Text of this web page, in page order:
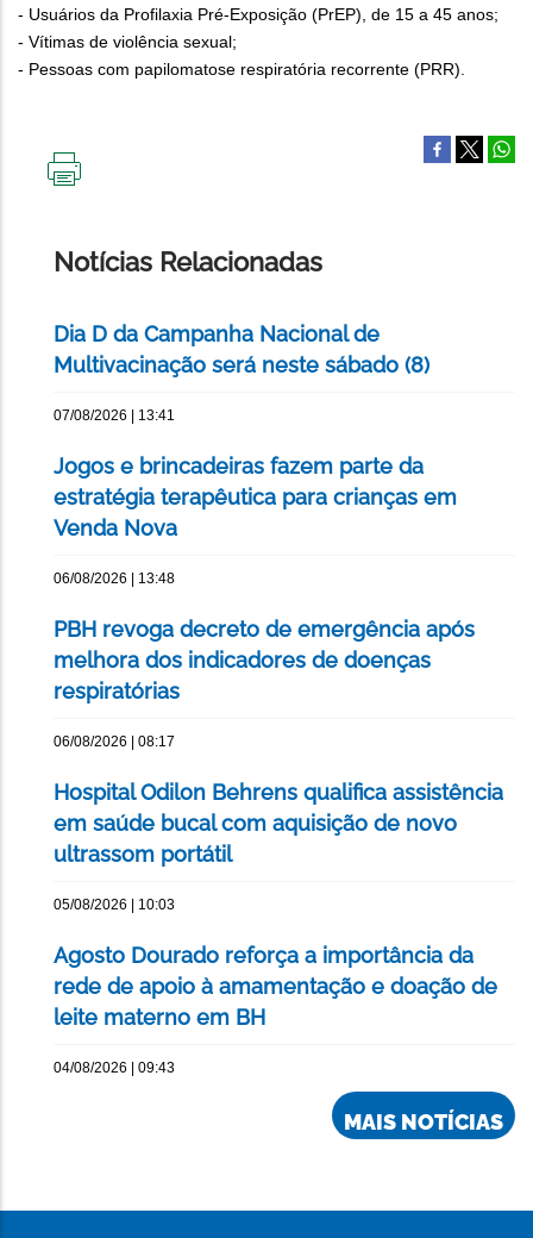
- Usuários da Profilaxia Pré-Exposição (PrEP), de 15 a 45 anos;
- Vítimas de violência sexual;
- Pessoas com papilomatose respiratória recorrente (PRR).
Notícias Relacionadas
Dia D da Campanha Nacional de
Multivacinação será neste sábado (8)
07/08/2026 | 13:41
Jogos e brincadeiras fazem parte da
estratégia terapêutica para crianças em
Venda Nova
06/08/2026 | 13:48
PBH revoga decreto de emergência após
melhora dos indicadores de doenças
respiratórias
06/08/2026 | 08:17
Hospital Odilon Behrens qualifica assistência
em saúde bucal com aquisição de novo
ultrassom portátil
05/08/2026 | 10:03
Agosto Dourado reforça a importância da
rede de apoio à amamentação e doação de
leite materno em BH
04/08/2026 | 09:43
MAIS NOTÍCIAS